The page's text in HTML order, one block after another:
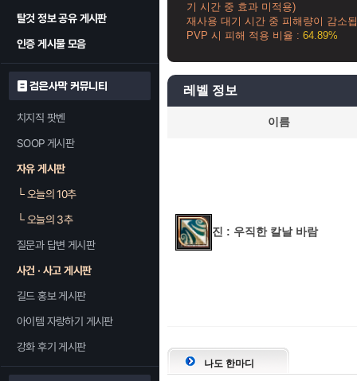
탈것 정보 공유 게시판
인증 게시물 모음
검은사막 커뮤니티
치지직 팟벤
SOOP 게시판
자유 게시판
└오늘의 10추
└오늘의 3추
질문과 답변 게시판
사건 · 사고 게시판
길드 홍보 게시판
아이템 자랑하기 게시판
강화 후기 게시판
기 시간 중 효과 미적용)
재사용 대기 시간 중 피해량이 감소
PVP 시 피해 적용 비율 : 64.89%
레벨 정보
이름
진 : 우직한 칼날 바람
나도 한마디